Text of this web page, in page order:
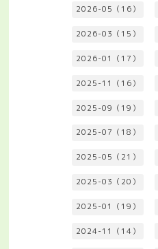
2026-05（16）
2026-03（15）
2026-01（17）
2025-11（16）
2025-09（19）
2025-07（18）
2025-05（21）
2025-03（20）
2025-01（19）
2024-11（14）